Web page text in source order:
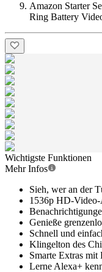
Amazon Starter
Ring Battery
Wichtigste Funktionen
Mehr Infos
Sieh, wer an der
1536p HD-
Genieße
Schnell und
Klingelton des
Smarte Extras mit
Lerne Alexa+